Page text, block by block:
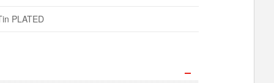
PLATED